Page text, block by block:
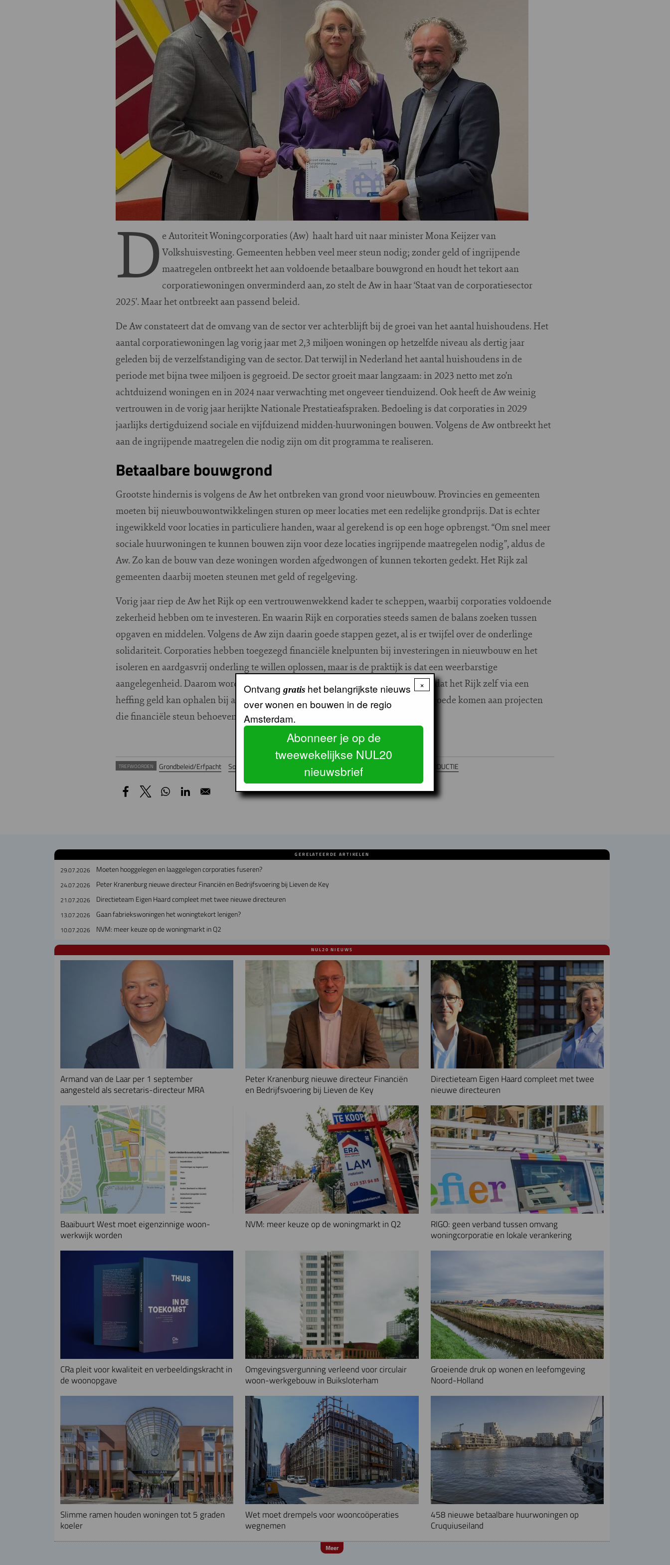
D e Autoriteit Woningcorporaties (Aw) haalt hard uit naar minister Mona Keijzer van
Volkshuisvesting. Gemeenten hebben veel meer steun nodig; zonder geld of ingrijpende
maatregelen ontbreekt het aan voldoende betaalbare bouwgrond en houdt het tekort aan
corporatiewoningen onverminderd aan, zo stelt de Aw in haar ‘Staat van de corporatiesector
2025’. Maar het ontbreekt aan passend beleid.
De Aw constateert dat de omvang van de sector ver achterblijft bij de groei van het aantal huishoudens. Het
aantal corporatiewoningen lag vorig jaar met 2,3 miljoen woningen op hetzelfde niveau als dertig jaar
geleden bij de verzelfstandiging van de sector. Dat terwijl in Nederland het aantal huishoudens in de
periode met bijna twee miljoen is gegroeid. De sector groeit maar langzaam: in 2023 netto met zo’n
achtduizend woningen en in 2024 naar verwachting met ongeveer tienduizend. Ook heeft de Aw weinig
vertrouwen in de vorig jaar herijkte Nationale Prestatieafspraken. Bedoeling is dat corporaties in 2029
jaarlijks dertigduizend sociale en vijfduizend midden-huurwoningen bouwen. Volgens de Aw ontbreekt het
aan de ingrijpende maatregelen die nodig zijn om dit programma te realiseren.
Betaalbare bouwgrond
Grootste hindernis is volgens de Aw het ontbreken van grond voor nieuwbouw. Provincies en gemeenten
moeten bij nieuwbouwontwikkelingen sturen op meer locaties met een redelijke grondprijs. Dat is echter
ingewikkeld voor locaties in particuliere handen, waar al gerekend is op een hoge opbrengst. “Om snel meer
sociale huurwoningen te kunnen bouwen zijn voor deze locaties ingrijpende maatregelen nodig”, aldus de
Aw. Zo kan de bouw van deze woningen worden afgedwongen of kunnen tekorten gedekt. Het Rijk zal
gemeenten daarbij moeten steunen met geld of regelgeving.
Vorig jaar riep de Aw het Rijk op een vertrouwenwekkend kader te scheppen, waarbij corporaties voldoende
zekerheid hebben om te investeren. En waarin Rijk en corporaties steeds samen de balans zoeken tussen
opgaven en middelen. Volgens de Aw zijn daarin goede stappen gezet, al is er twijfel over de onderlinge
solidariteit. Corporaties hebben toegezegd financiële knelpunten bij investeringen in nieuwbouw en het
isoleren en aardgasvrij onderling te willen oplossen, maar is de praktijk is dat een weerbarstige
aangelegenheid. Daarom wordt er voor gepleit ‘projectsteun’ zo vorm te geven, dat het Rijk zelf via een
heffing geld kan ophalen bij alle corporaties. De opbrengst kan vervolgens ten goede komen aan projecten
die financiële steun behoeven.
TREFWOORDEN Grondbeleid/Erfpacht Sociale huur Middeldure huur WONINGCORPORATIES WONINGPRODUCTIE
GERELATEERDE ARTIKELEN
29.07.2026 Moeten hooggelegen en laaggelegen corporaties fuseren?
24.07.2026 Peter Kranenburg nieuwe directeur Financiën en Bedrijfsvoering bij Lieven de Key
21.07.2026 Directieteam Eigen Haard compleet met twee nieuwe directeuren
13.07.2026 Gaan fabriekswoningen het woningtekort lenigen?
10.07.2026 NVM: meer keuze op de woningmarkt in Q2
NUL20 NIEUWS
Armand van de Laar per 1 september
aangesteld als secretaris-directeur MRA
Peter Kranenburg nieuwe directeur Financiën
en Bedrijfsvoering bij Lieven de Key
Directieteam Eigen Haard compleet met twee
nieuwe directeuren
Baaibuurt West moet eigenzinnige woon-
werkwijk worden
NVM: meer keuze op de woningmarkt in Q2
RIGO: geen verband tussen omvang
woningcorporatie en lokale verankering
CRa pleit voor kwaliteit en verbeeldingskracht in
de woonopgave
Omgevingsvergunning verleend voor circulair
woon-werkgebouw in Buiksloterham
Groeiende druk op wonen en leefomgeving
Noord-Holland
Slimme ramen houden woningen tot 5 graden
koeler
Wet moet drempels voor wooncoöperaties
wegnemen
458 nieuwe betaalbare huurwoningen op
Cruquiuseiland
Meer
×
Ontvang gratis het belangrijkste nieuws
over wonen en bouwen in de regio
Amsterdam.
Abonneer je op de
tweewekelijkse NUL20
nieuwsbrief